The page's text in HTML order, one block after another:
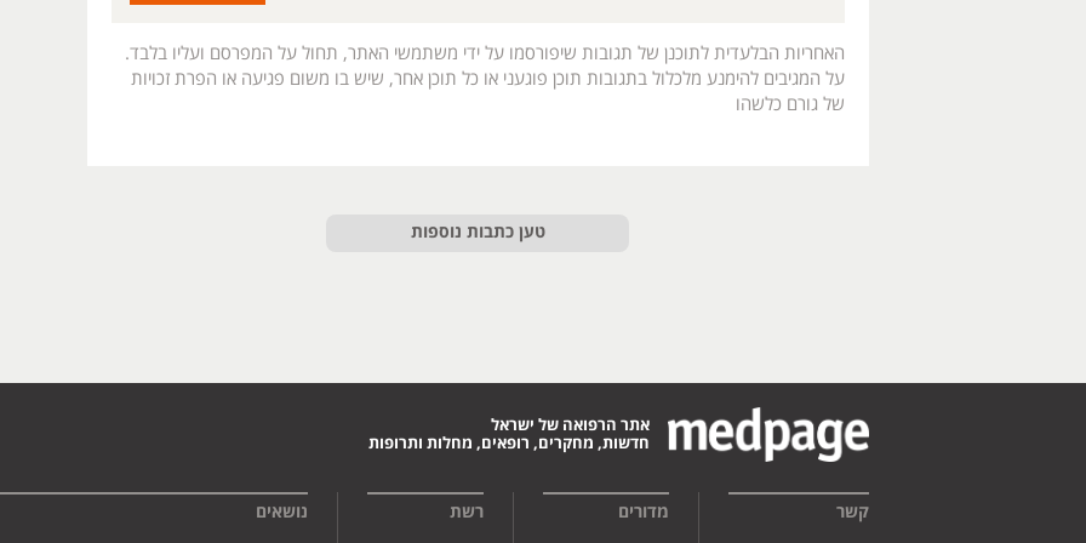
האחריות הבלעדית לתוכנן של תגובות שיפורסמו על ידי משתמשי האתר, תחול על המפרסם ועליו בלבד.
על המגיבים להימנע מלכלול בתגובות תוכן פוגעני או כל תוכן אחר, שיש בו משום פגיעה או הפרת זכויות
של גורם כלשהו
טען כתבות נוספות
אתר הרפואה של ישראל
חדשות, מחקרים, רופאים, מחלות ותרופות
קשר מדורים רשת נושאים